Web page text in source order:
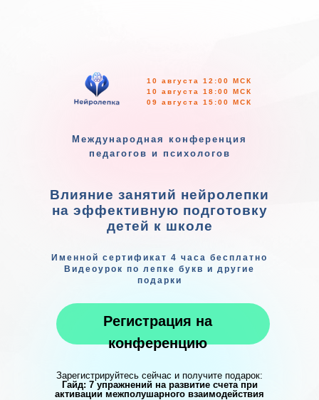
10 августа 12:00 МСК
10 августа 18:00 МСК
09 августа 15:00 МСК
Международная конференция
педагогов и психологов
Именной сертификат 4 часа бесплатно
Видеоурок по лепке букв и другие
подарки
Влияние занятий нейролепки
на эффективную подготовку
детей к школе
Регистрация на
конференцию
Зарегистрируйтесь сейчас и получите подарок:
Гайд: 7 упражнений на развитие счета при
активации межполушарного взаимодействия